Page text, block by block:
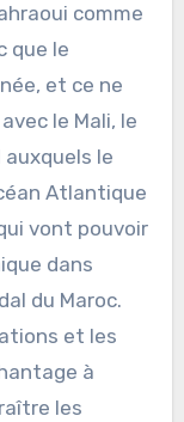
comme
que le
et ce ne
le Mali, le
auxquels le
Atlantique
vont pouvoir
dans
du Maroc.
et les
à
les